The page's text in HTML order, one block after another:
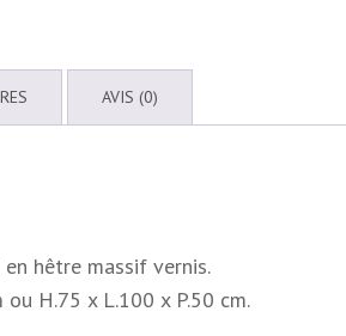
AVIS (0)
hêtre massif vernis.
H.75 x L.100 x P.50 cm.